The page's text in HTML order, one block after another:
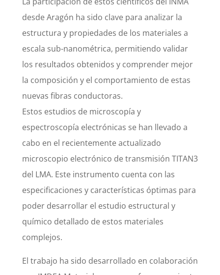
desde Aragón ha sido clave para analizar la
estructura y propiedades de los materiales a
escala sub-nanométrica, permitiendo validar
los resultados obtenidos y comprender mejor
la composición y el comportamiento de estas
nuevas fibras conductoras.
Estos estudios de microscopía y
espectroscopía electrónicas se han llevado a
cabo en el recientemente actualizado
microscopio electrónico de transmisión TITAN3
del LMA. Este instrumento cuenta con las
especificaciones y características óptimas para
poder desarrollar el estudio estructural y
químico detallado de estos materiales
complejos.
El trabajo ha sido desarrollado en colaboración